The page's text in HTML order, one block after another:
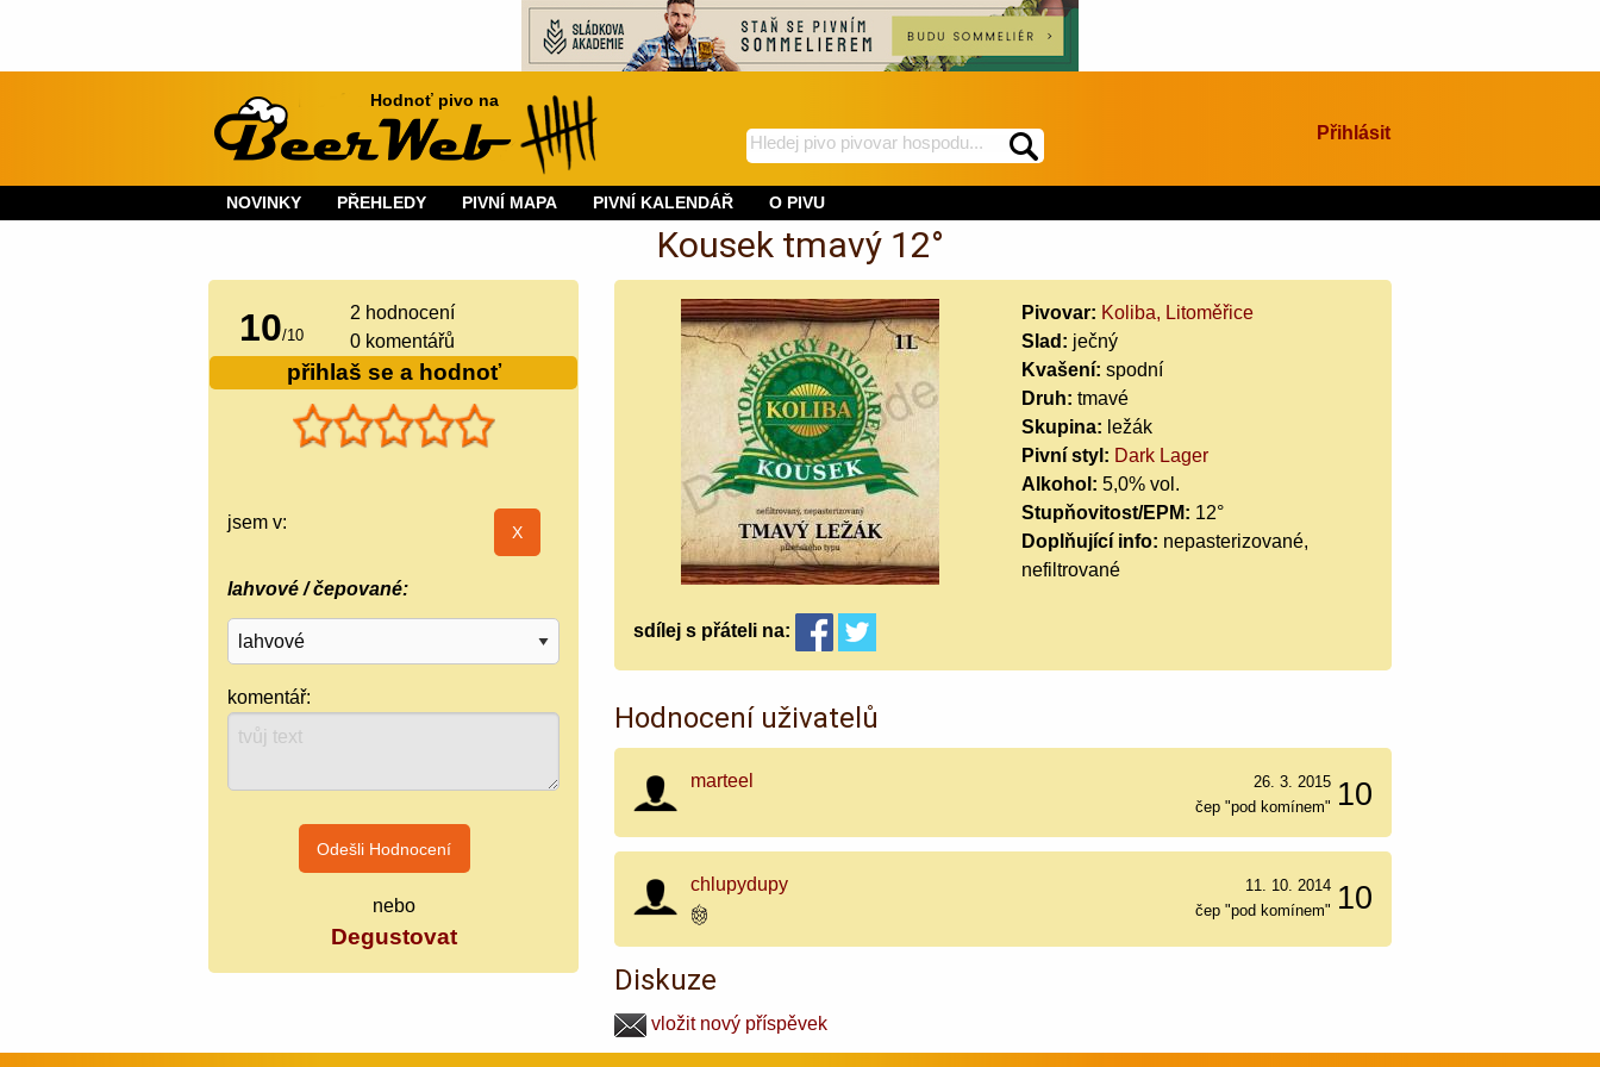
Hodnoť pivo na
hledej
BeerWeb
spustí
Přihlásit
NOVINKY PŘEHLEDY PIVNÍ MAPA PIVNÍ KALENDÁŘ O PIVU
Kousek tmavý 12°
10/10
2 hodnocení
0 komentářů
přihlaš se a hodnoť
jsem v:
lahvové / čepované:
komentář:
nebo
Degustovat
Pivovar: Koliba, Litoměřice
Slad: ječný
Kvašení: spodní
Druh: tmavé
Skupina: ležák
Pivní styl: Dark Lager
Alkohol: 5,0% vol.
Stupňovitost/EPM: 12°
Doplňující info: nepasterizované,
nefiltrované
sdílej s přáteli na:
Hodnocení uživatelů
marteel 10
26. 3. 2015
čep "pod komínem"
chlupydupy 10
11. 10. 2014
čep "pod komínem"
Diskuze
vložit nový příspěvek